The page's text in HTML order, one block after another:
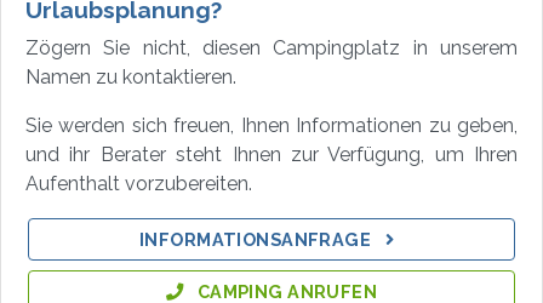
Urlaubsplanung?
Zögern Sie nicht, diesen Campingplatz in unserem
Namen zu kontaktieren.
Sie werden sich freuen, Ihnen Informationen zu geben,
und ihr Berater steht Ihnen zur Verfügung, um Ihren
Aufenthalt vorzubereiten.
INFORMATIONSANFRAGE
CAMPING ANRUFEN